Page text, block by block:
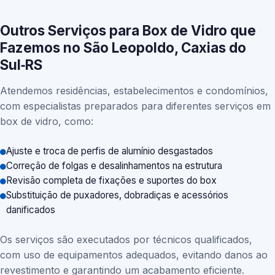
Outros Serviços para Box de Vidro que
Fazemos no São Leopoldo, Caxias do
Sul‑RS
Atendemos residências, estabelecimentos e condomínios,
com especialistas preparados para diferentes serviços em
box de vidro, como:
Ajuste e troca de perfis de alumínio desgastados
Correção de folgas e desalinhamentos na estrutura
Revisão completa de fixações e suportes do box
Substituição de puxadores, dobradiças e acessórios
danificados
Os serviços são executados por técnicos qualificados,
com uso de equipamentos adequados, evitando danos ao
revestimento e garantindo um acabamento eficiente.